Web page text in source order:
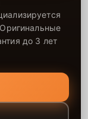
до 3 лет